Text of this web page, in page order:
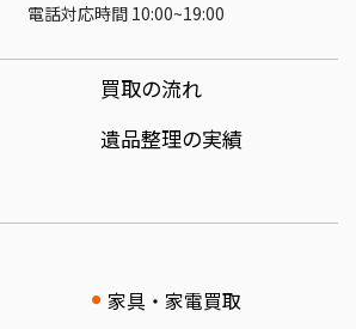
電話対応時間 10:00~19:00
買取の流れ
遺品整理の実績
家具・家電買取